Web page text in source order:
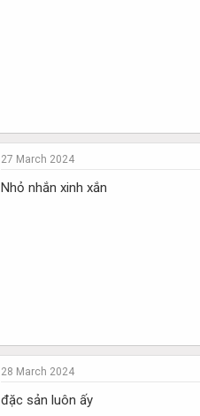
27 March 2024
Nhỏ nhắn xinh xắn
28 March 2024
đặc sản luôn ấy